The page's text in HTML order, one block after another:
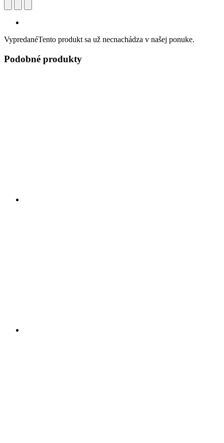
VypredanéTento produkt sa už necnachádza v našej ponuke.
Podobné produkty